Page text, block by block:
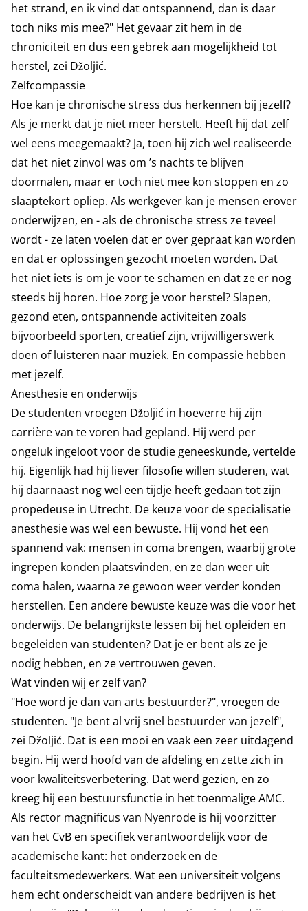
het strand, en ik vind dat ontspannend, dan is daar
toch niks mis mee?" Het gevaar zit hem in de
chroniciteit en dus een gebrek aan mogelijkheid tot
herstel, zei Džoljić.
Zelfcompassie
Hoe kan je chronische stress dus herkennen bij jezelf?
Als je merkt dat je niet meer herstelt. Heeft hij dat zelf
wel eens meegemaakt? Ja, toen hij zich wel realiseerde
dat het niet zinvol was om ’s nachts te blijven
doormalen, maar er toch niet mee kon stoppen en zo
slaaptekort opliep. Als werkgever kan je mensen erover
onderwijzen, en - als de chronische stress ze teveel
wordt - ze laten voelen dat er over gepraat kan worden
en dat er oplossingen gezocht moeten worden. Dat
het niet iets is om je voor te schamen en dat ze er nog
steeds bij horen. Hoe zorg je voor herstel? Slapen,
gezond eten, ontspannende activiteiten zoals
bijvoorbeeld sporten, creatief zijn, vrijwilligerswerk
doen of luisteren naar muziek. En compassie hebben
met jezelf.
Anesthesie en onderwijs
De studenten vroegen Džoljić in hoeverre hij zijn
carrière van te voren had gepland. Hij werd per
ongeluk ingeloot voor de studie geneeskunde, vertelde
hij. Eigenlijk had hij liever filosofie willen studeren, wat
hij daarnaast nog wel een tijdje heeft gedaan tot zijn
propedeuse in Utrecht. De keuze voor de specialisatie
anesthesie was wel een bewuste. Hij vond het een
spannend vak: mensen in coma brengen, waarbij grote
ingrepen konden plaatsvinden, en ze dan weer uit
coma halen, waarna ze gewoon weer verder konden
herstellen. Een andere bewuste keuze was die voor het
onderwijs. De belangrijkste lessen bij het opleiden en
begeleiden van studenten? Dat je er bent als ze je
nodig hebben, en ze vertrouwen geven.
Wat vinden wij er zelf van?
"Hoe word je dan van arts bestuurder?", vroegen de
studenten. "Je bent al vrij snel bestuurder van jezelf",
zei Džoljić. Dat is een mooi en vaak een zeer uitdagend
begin. Hij werd hoofd van de afdeling en zette zich in
voor kwaliteitsverbetering. Dat werd gezien, en zo
kreeg hij een bestuursfunctie in het toenmalige AMC.
Als rector magnificus van Nyenrode is hij voorzitter
van het CvB en specifiek verantwoordelijk voor de
academische kant: het onderzoek en de
faculteitsmedewerkers. Wat een universiteit volgens
hem echt onderscheidt van andere bedrijven is het